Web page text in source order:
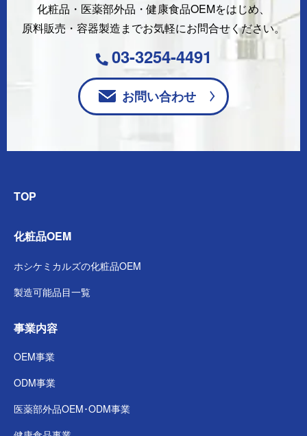
化粧品・医薬部外品・健康食品OEMをはじめ、
原料販売・容器製造までお気軽にお問合せください。
03-3254-4491
お問い合わせ
TOP
化粧品OEM
ホシケミカルズの化粧品OEM
製造可能品目一覧
事業内容
OEM事業
ODM事業
医薬部外品OEM･ODM事業